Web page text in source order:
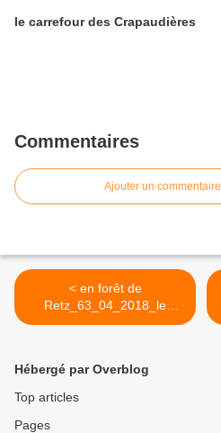
le carrefour des Crapaudières
Commentaires
Ajouter un commentaire
< en forêt de
Retz_63_04_2018_le
Houssoye_les_Crapaudière
Hébergé par Overblog
Top articles
Pages